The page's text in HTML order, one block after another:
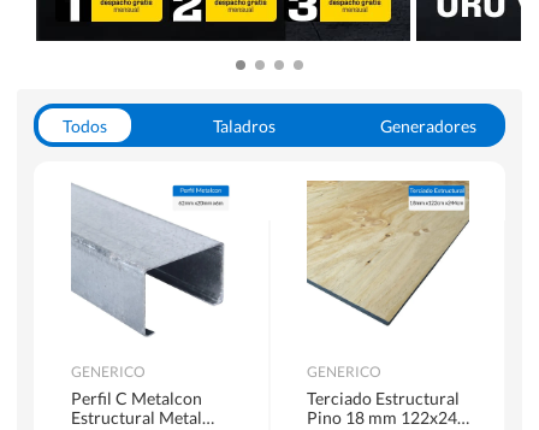
Todos Taladros
Generadores
Herramientas Manuales
Sierras Circulares
GENERICO
Perfil C Metalcon
Estructural Metal
GENERICO
Terciado Estructural
Pino 18 mm 122x244